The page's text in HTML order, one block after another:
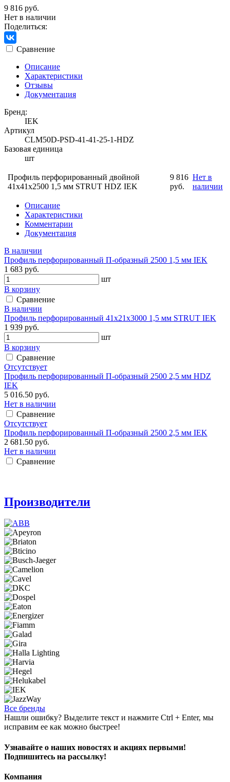
9 816 руб.
Нет в наличии
Поделиться:
Сравнение
Описание
Характеристики
Отзывы
Документация
Бренд:
IEK
Артикул
CLM50D-PSD-41-41-25-1-HDZ
Базовая единица
шт
Профиль перфорированный двойной
41х41х2500 1,5 мм STRUT HDZ IEK
9 816
руб.
Нет в
наличии
Описание
Характеристики
Комментарии
Документация
В наличии
Профиль перфорированный П-образный 2500 1,5 мм IEK
1 683 руб.
шт
В корзину
Сравнение
В наличии
Профиль перфорированный 41х21х3000 1,5 мм STRUT IEK
1 939 руб.
шт
В корзину
Сравнение
Отсутствует
Профиль перфорированный П-образный 2500 2,5 мм HDZ
IEK
5 016.50 руб.
Нет в наличии
Сравнение
Отсутствует
Профиль перфорированный П-образный 2500 2,5 мм IEK
2 681.50 руб.
Нет в наличии
Сравнение
Производители
Все бренды
Нашли ошибку? Выделите текст и нажмите Ctrl + Enter, мы
исправим ее как можно быстрее!
Узнавайте о наших новостях и акциях первыми!
Подпишитесь на рассылку!
Компания